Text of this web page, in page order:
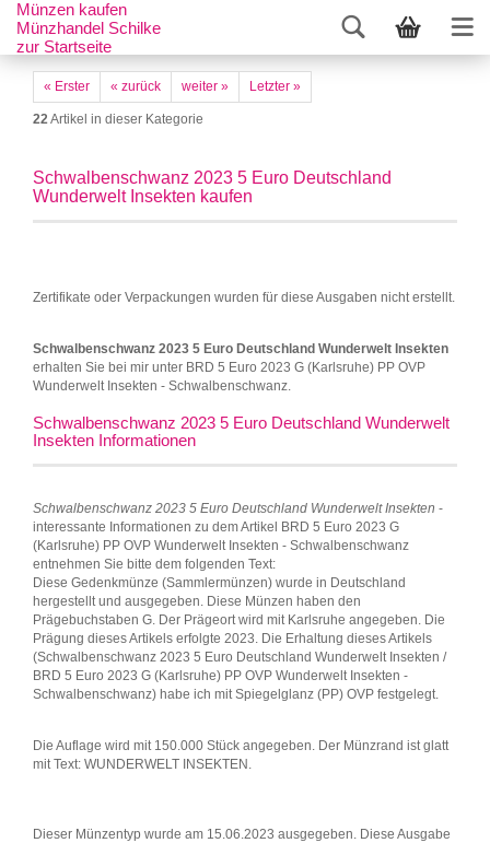
Münzen kaufen
Münzhandel Schilke
zur Startseite
« Erster « zurück weiter » Letzter »
22Artikel in dieser Kategorie
Schwalbenschwanz 2023 5 Euro Deutschland
Wunderwelt Insekten kaufen
Zertifikate oder Verpackungen wurden für diese Ausgaben nicht erstellt.
Schwalbenschwanz 2023 5 Euro Deutschland Wunderwelt Insekten
erhalten Sie bei mir unter BRD 5 Euro 2023 G (Karlsruhe) PP OVP
Wunderwelt Insekten - Schwalbenschwanz.
Schwalbenschwanz 2023 5 Euro Deutschland Wunderwelt
Insekten Informationen
Schwalbenschwanz 2023 5 Euro Deutschland Wunderwelt Insekten -
interessante Informationen zu dem Artikel BRD 5 Euro 2023 G
(Karlsruhe) PP OVP Wunderwelt Insekten - Schwalbenschwanz
entnehmen Sie bitte dem folgenden Text:
Diese Gedenkmünze (Sammlermünzen) wurde in Deutschland
hergestellt und ausgegeben. Diese Münzen haben den
Prägebuchstaben G. Der Prägeort wird mit Karlsruhe angegeben. Die
Prägung dieses Artikels erfolgte 2023. Die Erhaltung dieses Artikels
(Schwalbenschwanz 2023 5 Euro Deutschland Wunderwelt Insekten /
BRD 5 Euro 2023 G (Karlsruhe) PP OVP Wunderwelt Insekten -
Schwalbenschwanz) habe ich mit Spiegelglanz (PP) OVP festgelegt.
Die Auflage wird mit 150.000 Stück angegeben. Der Münzrand ist glatt
mit Text: WUNDERWELT INSEKTEN.
Dieser Münzentyp wurde am 15.06.2023 ausgegeben. Diese Ausgabe